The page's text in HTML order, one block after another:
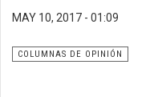
MAY 10, 2017 - 01:09
COLUMNAS DE OPINIÓN